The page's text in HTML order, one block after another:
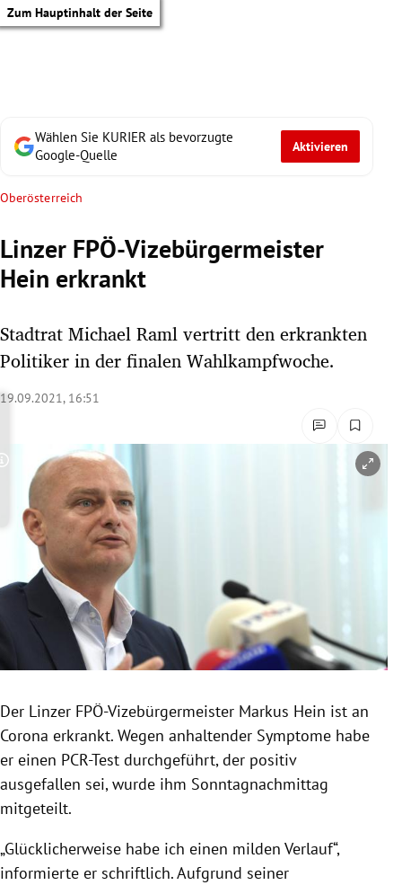
Zum Hauptinhalt der Seite
Untermenü
Untermenü
Untermenü
Untermenü
Untermenü
Untermenü
Untermenü
Wählen Sie KURIER als bevorzugte
Google-Quelle
Aktivieren
Oberösterreich
Linzer FPÖ-Vizebürgermeister
Hein erkrankt
Stadtrat Michael Raml vertritt den erkrankten
Politiker in der finalen Wahlkampfwoche.
19.09.2021, 16:51
Copyright-Hinweis öffnen/schließen
Der Linzer FPÖ-Vizebürgermeister Markus Hein ist an
Corona erkrankt. Wegen anhaltender Symptome habe
er einen PCR-Test durchgeführt, der positiv
ausgefallen sei, wurde ihm Sonntagnachmittag
mitgeteilt.
„Glücklicherweise habe ich einen milden Verlauf“,
informierte er schriftlich. Aufgrund seiner